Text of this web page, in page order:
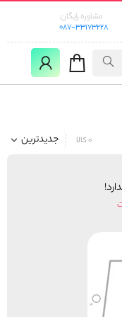
مشاوره رایگان:
087-33173228
جدیدترین 0 کالا